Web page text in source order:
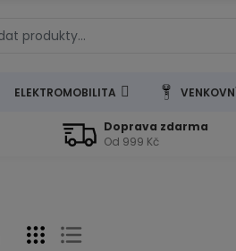
ELEKTROMOBILITA
Doprava zdarma
Od 999 Kč